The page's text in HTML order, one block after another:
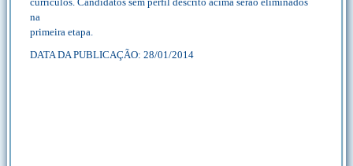
na
primeira etapa.
DATA DA PUBLICAÇÃO: 28/01/2014